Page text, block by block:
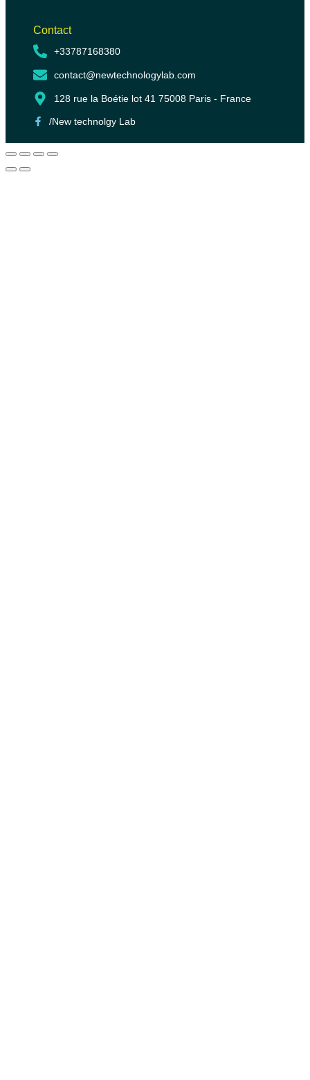
Contact
+33787168380
contact@newtechnologylab.com
128 rue la Boétie lot 41 75008 Paris - France
/New technolgy Lab